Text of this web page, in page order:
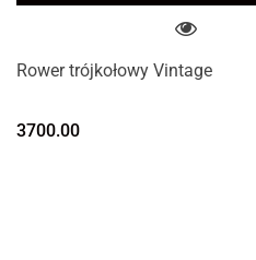
Rower trójkołowy Vintage
3700.00